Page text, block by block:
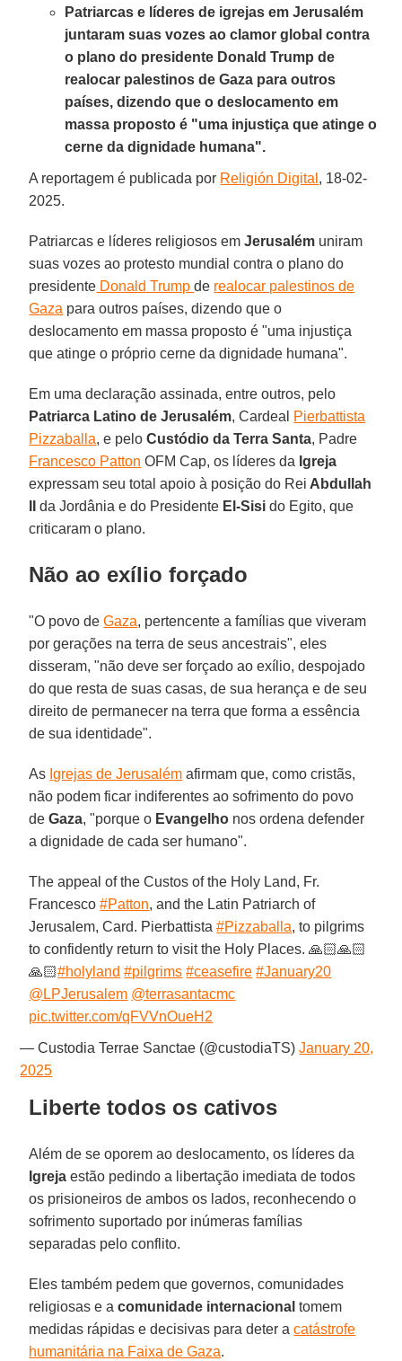
Patriarcas e líderes de igrejas em Jerusalém
juntaram suas vozes ao clamor global contra
o plano do presidente Donald Trump de
realocar palestinos de Gaza para outros
países, dizendo que o deslocamento em
massa proposto é "uma injustiça que atinge o
cerne da dignidade humana".
A reportagem é publicada por Religión Digital , 18-02-
2025.
Patriarcas e líderes religiosos emJerusalém uniram
suas vozes ao protesto mundial contra o plano do
presidente Donald Trumpde realocar palestinos de
Gaza para outros países, dizendo que o
deslocamento em massa proposto é "uma injustiça
que atinge o próprio cerne da dignidade humana".
Em uma declaração assinada, entre outros, pelo
Patriarca Latino de Jerusalém, Cardeal
Pierbattista
Pizzaballa, e peloCustódio da Terra Santa, Padre
Francesco Patton OFM Cap, os líderes da Igreja
expressam seu total apoio à posição do Rei Abdullah
IIda Jordânia e do Presidente El-Sisido Egito, que
criticaram o plano.
Não ao exílio forçado
"O povo deGaza, pertencente a famílias que viveram
por gerações na terra de seus ancestrais", eles
disseram, "não deve ser forçado ao exílio, despojado
do que resta de suas casas, de sua herança e de seu
direito de permanecer na terra que forma a essência
de sua identidade".
As Igrejas de Jerusalém afirmam que, como cristãs,
não podem ficar indiferentes ao sofrimento do povo
deGaza, "porque o Evangelho nos ordena defender
a dignidade de cada ser humano".
The appeal of the Custos of the Holy Land, Fr.
Francesco#Patton, and the Latin Patriarch of
Jerusalem, Card. Pierbattista#Pizzaballa, to pilgrims
to confidently return to visit the Holy Places. 🙏🏻🙏🏻
🙏🏻#holyland #pilgrims #ceasefire #January20
@LPJerusalem @terrasantacmc
pic.twitter.com/qFVVnOueH2
— Custodia Terrae Sanctae (@custodiaTS)January 20,
2025
Liberte todos os cativos
Além de se oporem ao deslocamento, os líderes da
Igreja estão pedindo a libertação imediata de todos
os prisioneiros de ambos os lados, reconhecendo o
sofrimento suportado por inúmeras famílias
separadas pelo conflito.
Eles também pedem que governos, comunidades
religiosas e acomunidade internacional tomem
medidas rápidas e decisivas para deter acatástrofe
humanitária na Faixa de Gaza.